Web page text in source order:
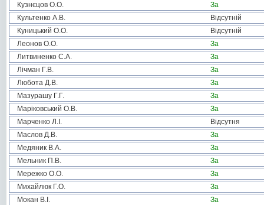
Кузнєцов О.О.
За
Культенко А.В.
Відсутній
Куницький О.О.
Відсутній
Леонов О.О.
За
Литвиненко С.А.
За
Лічман Г.В.
За
Любота Д.В.
За
Мазурашу Г.Г.
За
Маріковський О.В.
За
Марченко Л.І.
Відсутня
Маслов Д.В.
За
Медяник В.А.
За
Мельник П.В.
За
Мережко О.О.
За
Михайлюк Г.О.
За
Мокан В.І.
За